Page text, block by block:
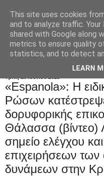
«Espanola»: Η
Ρώσων
δορυφορικής
Θάλασσα (βίντεο)
σημείο ελέγχου
επιχειρήσεων των
δυνάμεων στην
This site uses cookies
and to analyze traffic.
shared with Google along
metrics to ensure quality
statistics, and to detect
LEARN